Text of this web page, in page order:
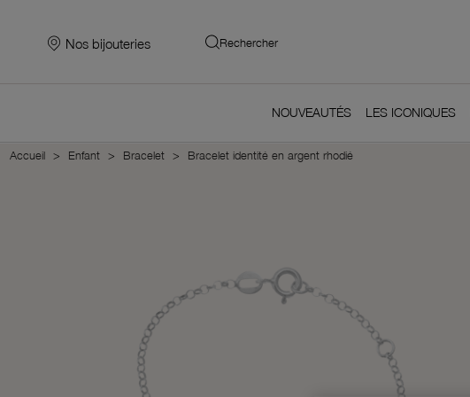
Nos bijouteries Rechercher
NOUVEAUTÉS LES ICONIQUES
Accueil Enfant Bracelet Bracelet identité en argent rhodié